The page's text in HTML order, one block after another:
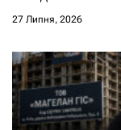
27 Липня, 2026